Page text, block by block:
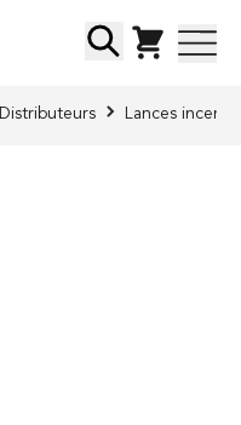
Chercher
Distributeurs Lances